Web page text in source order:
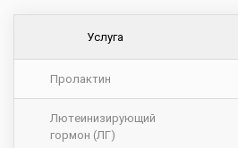
Услуга
Пролактин
Лютeинизирующий
гормон (ЛГ)